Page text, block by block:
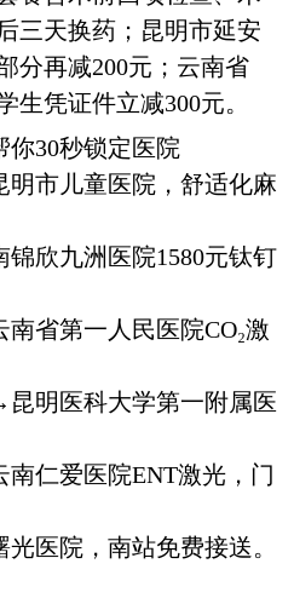
三天换药；昆明市延安
分再减200元；云南省
生凭证件立减300元。
你30秒锁定医院
市儿童医院，舒适化麻
欣九洲医院1580元钛钉
省第一人民医院CO₂激
昆明医科大学第一附属医
南仁爱医院ENT激光，门
医院，南站免费接送。